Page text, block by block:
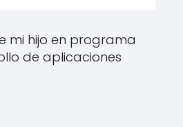
mi hijo en programa
de aplicaciones